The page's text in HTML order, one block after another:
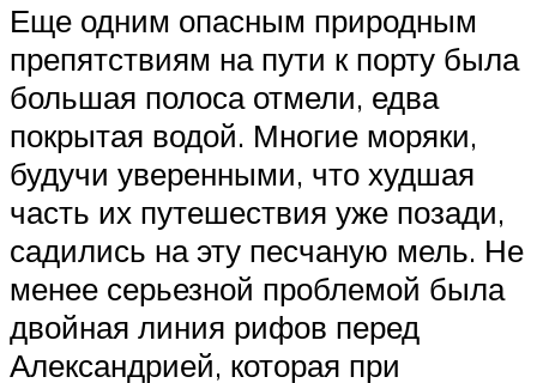
Еще одним опасным природным
препятствиям на пути к порту была
большая полоса отмели, едва
покрытая водой. Многие моряки,
будучи уверенными, что худшая
часть их путешествия уже позади,
садились на эту песчаную мель. Не
менее серьезной проблемой была
двойная линия рифов перед
Александрией, которая при